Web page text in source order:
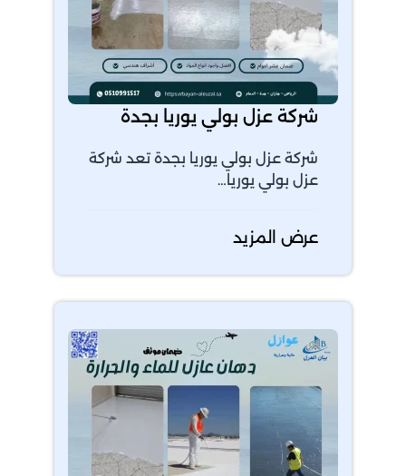
شركة عزل بولي يوريا بجدة
شركة عزل بولي يوريا بجدة تعد شركة
عزل بولي يوريا…
عرض المزيد